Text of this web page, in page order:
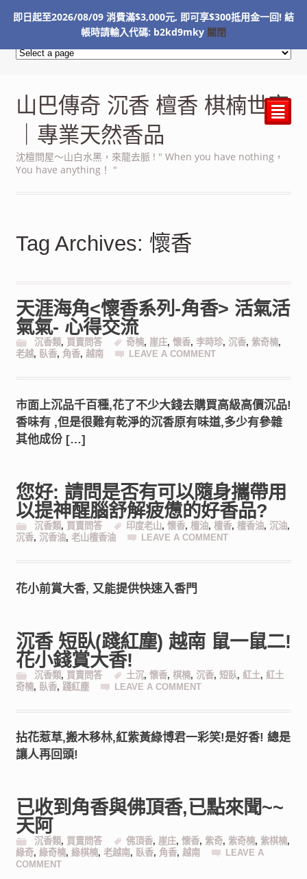
山巴傳奇 沉香 檀香 棋楠世家
｜專業天然香品
沈檀問屋～山白水黑，來龍去脈 ! " When you have nothing，
You have anything！ "
²
Tag Archives: 懷香
天涯海角<懷香系列-角香> 活氣活
氣氣- 心得交流
沉香類, 買賣問答 奇楠, 崖庄, 懷香, 李時珍, 沉香, 紫奇楠,
老越, 臥香, 角香, 越南 LEAVE A COMMENT
市面上沉品千百種,花了不少大錢去購買高級高價沉品!
香味有 ,但是很難有乾淨的沉香原有味道,多少有參雜
其他成份 […]
您好: 請問是否有可以隨身攜帶用
以提神醒腦舒解疲憊的好香品?
沉香類, 買賣問答 印度老山, 懷香, 檀油, 檀香, 檀香油, 沉油,
沉香, 沉香油, 老山檀香油 LEAVE A COMMENT
花小前賞大香, 又能提供快速入香門
沉香 短臥(踐紅塵) 越南 鼠一鼠二!
花小錢賞大香!
沉香類, 買賣問答 土沉, 懷香, 棋楠, 沉香, 短臥, 紅土, 紅土
奇楠, 臥香, 踐紅塵 LEAVE A COMMENT
拈花惹草,搬木移林,紅紫黃綠博君一彩笑!是好香! 總是
讓人再回頭!
已收到角香與佛頂香,已點來聞~~
天阿
沉香類, 買賣問答 佛頂香, 崖庄, 懷香, 紫奇, 紫奇楠, 紫棋楠,
綠奇, 綠奇楠, 綠棋楠, 老越南, 臥香, 角香, 越南
LEAVE A
COMMENT
即日起至2026/08/09 消費滿$3,000元, 即可享$300抵用金一回! 結
帳時請輸入代碼: b2kd9mky 關閉